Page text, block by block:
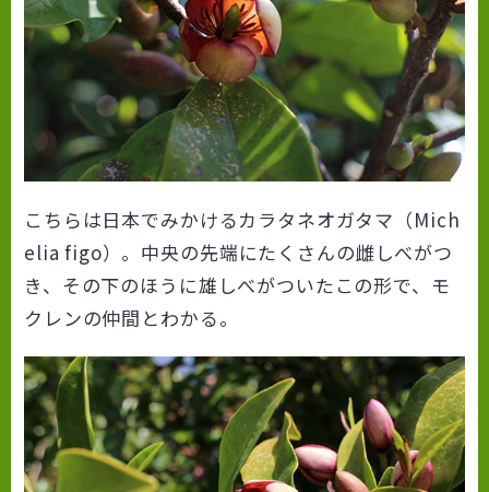
こちらは日本でみかけるカラタネオガタマ（Mich
elia figo）。中央の先端にたくさんの雌しべがつ
き、その下のほうに雄しべがついたこの形で、モ
クレンの仲間とわかる。